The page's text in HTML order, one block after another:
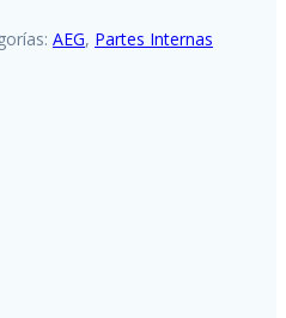
AEG, Partes Internas